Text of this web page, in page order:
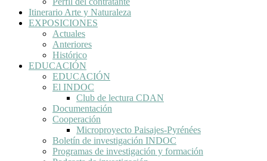
Itinerario Arte y Naturaleza
EXPOSICIONES
Actuales
Anteriores
Histórico
EDUCACIÓN
EDUCACIÓN
El INDOC
Club de lectura CDAN
Documentación
Cooperación
Microproyecto Paisajes-Pyrénées
Boletín de investigación INDOC
Programas de investigación y formación